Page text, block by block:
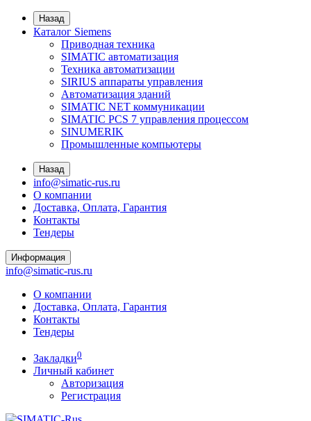
Назад
Каталог Siemens
Приводная техника
SIMATIC автоматизация
Техника автоматизации
SIRIUS аппараты управления
Автоматизация зданий
SIMATIC NET коммуникации
SIMATIC PCS 7 управления процессом
SINUMERIK
Промышленные компьютеры
Назад
info@simatic-rus.ru
О компании
Доставка, Оплата, Гарантия
Контакты
Тендеры
Информация
info@simatic-rus.ru
О компании
Доставка, Оплата, Гарантия
Контакты
Тендеры
Закладки0
Личный кабинет
Авторизация
Регистрация